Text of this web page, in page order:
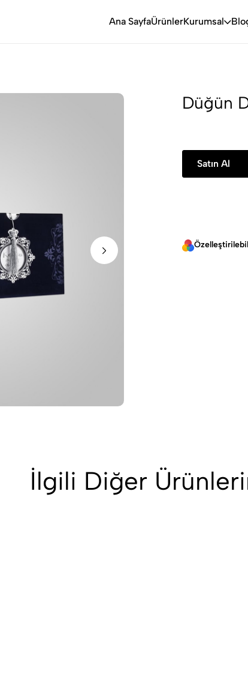
Ana SayfaÜrünlerKurumsal
Düğün
Satın Al
İlgili Diğer